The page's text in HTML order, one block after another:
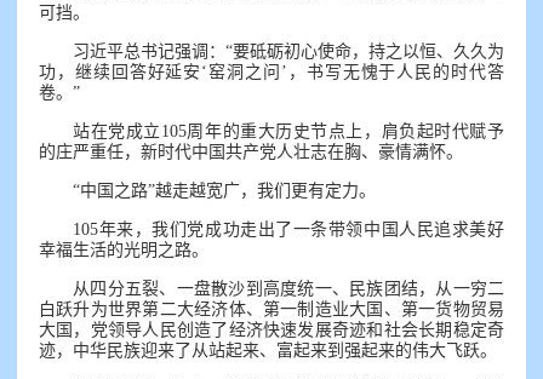
可挡。
习近平总书记强调：“要砥砺初心使命，持之以恒、久久为
功，继续回答好延安‘窑洞之问’，书写无愧于人民的时代答
卷。”
站在党成立105周年的重大历史节点上，肩负起时代赋予
的庄严重任，新时代中国共产党人壮志在胸、豪情满怀。
“中国之路”越走越宽广，我们更有定力。
105年来，我们党成功走出了一条带领中国人民追求美好
幸福生活的光明之路。
从四分五裂、一盘散沙到高度统一、民族团结，从一穷二
白跃升为世界第二大经济体、第一制造业大国、第一货物贸易
大国，党领导人民创造了经济快速发展奇迹和社会长期稳定奇
迹，中华民族迎来了从站起来、富起来到强起来的伟大飞跃。